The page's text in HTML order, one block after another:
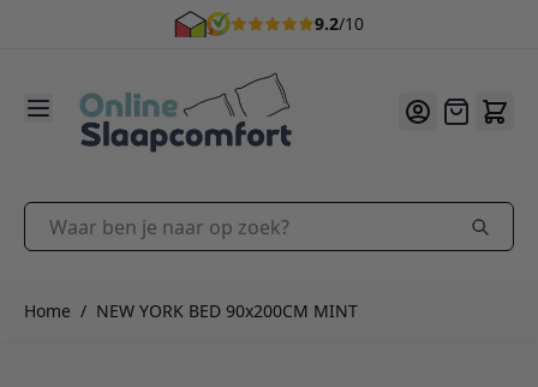
9.2/10
Offerte
Waar ben je naar op zoek?
Home / NEW YORK BED 90x200CM MINT